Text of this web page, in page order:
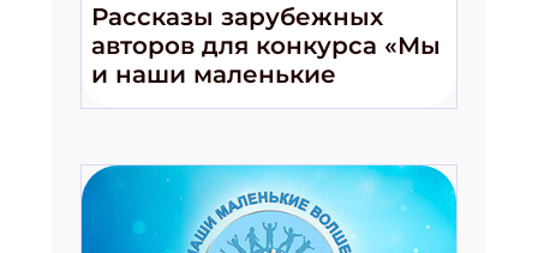
Рассказы зарубежных
авторов для конкурса «Мы
и наши маленькие
волшебники!»